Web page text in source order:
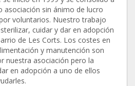
asociación sin ánimo de lucro
voluntarios. Nuestro trabajo
cuidar y dar en adopción
de Les Corts. Los costes en
y manutención son
nuestra asociación pero la
en adopción a uno de ellos